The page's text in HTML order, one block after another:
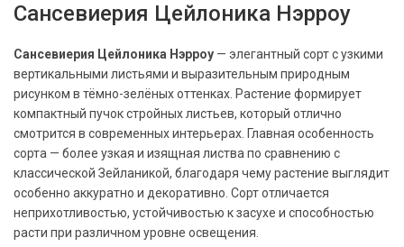
Сансевиерия Цейлоника Нэрроу
Сансевиерия Цейлоника Нэрроу — элегантный сорт с узкими
вертикальными листьями и выразительным природным
рисунком в тёмно-зелёных оттенках. Растение формирует
компактный пучок стройных листьев, который отлично
смотрится в современных интерьерах. Главная особенность
сорта — более узкая и изящная листва по сравнению с
классической Зейланикой, благодаря чему растение выглядит
особенно аккуратно и декоративно. Сорт отличается
неприхотливостью, устойчивостью к засухе и способностью
расти при различном уровне освещения.